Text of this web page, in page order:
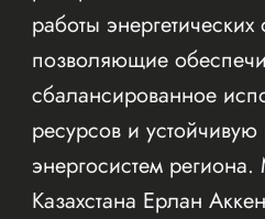
работы энергетических
позволяющие
сбалансированное
ресурсов и устойчивую
энергосистем
Казахстана Ерлан